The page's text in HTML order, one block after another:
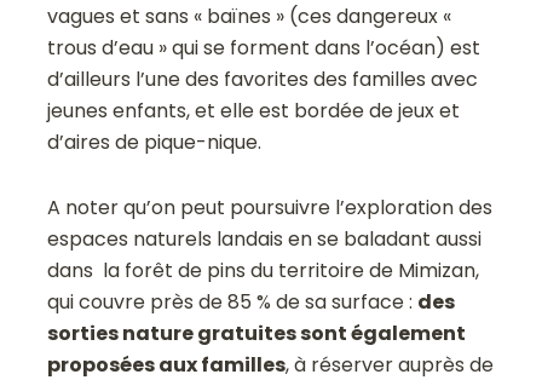
vagues et sans « baïnes » (ces dangereux «
trous d’eau » qui se forment dans l’océan) est
d’ailleurs l’une des favorites des familles avec
jeunes enfants, et elle est bordée de jeux et
d’aires de pique-nique.
A noter qu’on peut poursuivre l’exploration des
espaces naturels landais en se baladant aussi
dans la forêt de pins du territoire de Mimizan,
qui couvre près de 85 % de sa surface : des
sorties nature gratuites sont également
proposées aux familles, à réserver auprès de